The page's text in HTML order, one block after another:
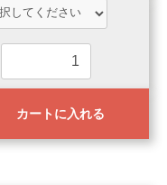
カートに入れる